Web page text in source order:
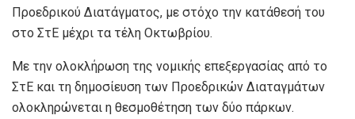
Προεδρικού Διατάγματος, με στόχο την κατάθεσή του
στο ΣτΕ μέχρι τα τέλη Οκτωβρίου.
Με την ολοκλήρωση της νομικής επεξεργασίας από το
ΣτΕ και τη δημοσίευση των Προεδρικών Διαταγμάτων
ολοκληρώνεται η θεσμοθέτηση των δύο πάρκων.